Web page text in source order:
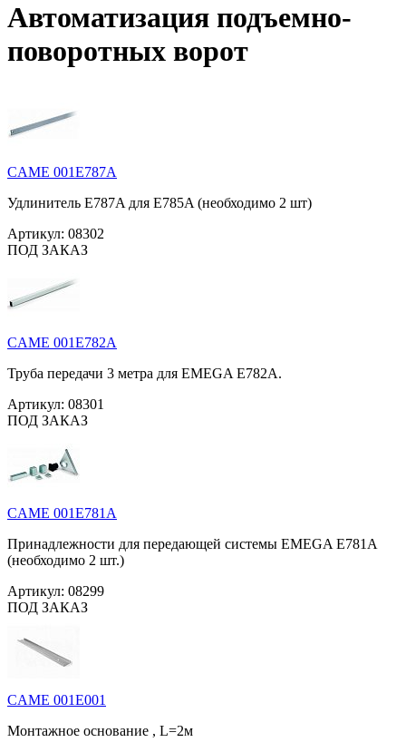
Автоматизация подъемно-
поворотных ворот
CAME 001E787A
Удлинитель E787A для E785A (необходимо 2 шт)
Артикул: 08302
ПОД ЗАКАЗ
CAME 001E782A
Труба передачи 3 метра для EMEGA E782A.
Артикул: 08301
ПОД ЗАКАЗ
CAME 001E781A
Принадлежности для передающей системы EMEGA E781A
(необходимо 2 шт.)
Артикул: 08299
ПОД ЗАКАЗ
CAME 001E001
Монтажное основание , L=2м